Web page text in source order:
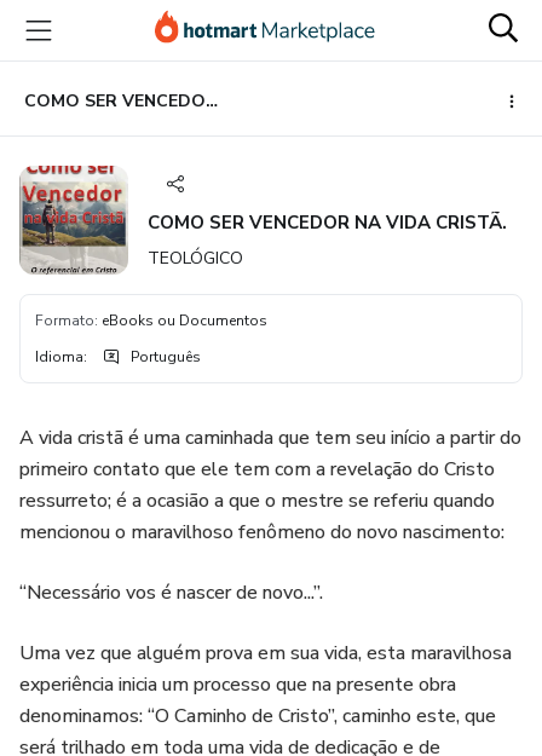
para
conteúdo
principal
para
pagamento
para
rodapé
COMO SER VENCEDOR NA VIDA CRISTÃ.
COMO SER VENCEDOR NA VIDA CRISTÃ.
TEOLÓGICO
Formato: eBooks ou Documentos
Idioma: Português
A vida cristã é uma caminhada que tem seu início a partir do
primeiro contato que ele tem com a revelação do Cristo
ressurreto; é a ocasião a que o mestre se referiu quando
mencionou o maravilhoso fenômeno do novo nascimento:
“Necessário vos é nascer de novo...”.
Uma vez que alguém prova em sua vida, esta maravilhosa
experiência inicia um processo que na presente obra
denominamos: “O Caminho de Cristo”, caminho este, que
será trilhado em toda uma vida de dedicação e de